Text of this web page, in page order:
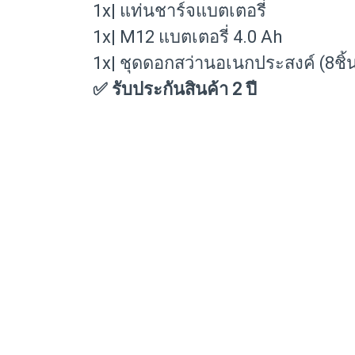
1x| แท่นชาร์จแบตเตอรี่
1x| M12 แบตเตอรี่ 4.0 Ah
1x| ชุดดอกสว่านอเนกประสงค์ (8ชิ้
✅ รับประกันสินค้า 2 ปี